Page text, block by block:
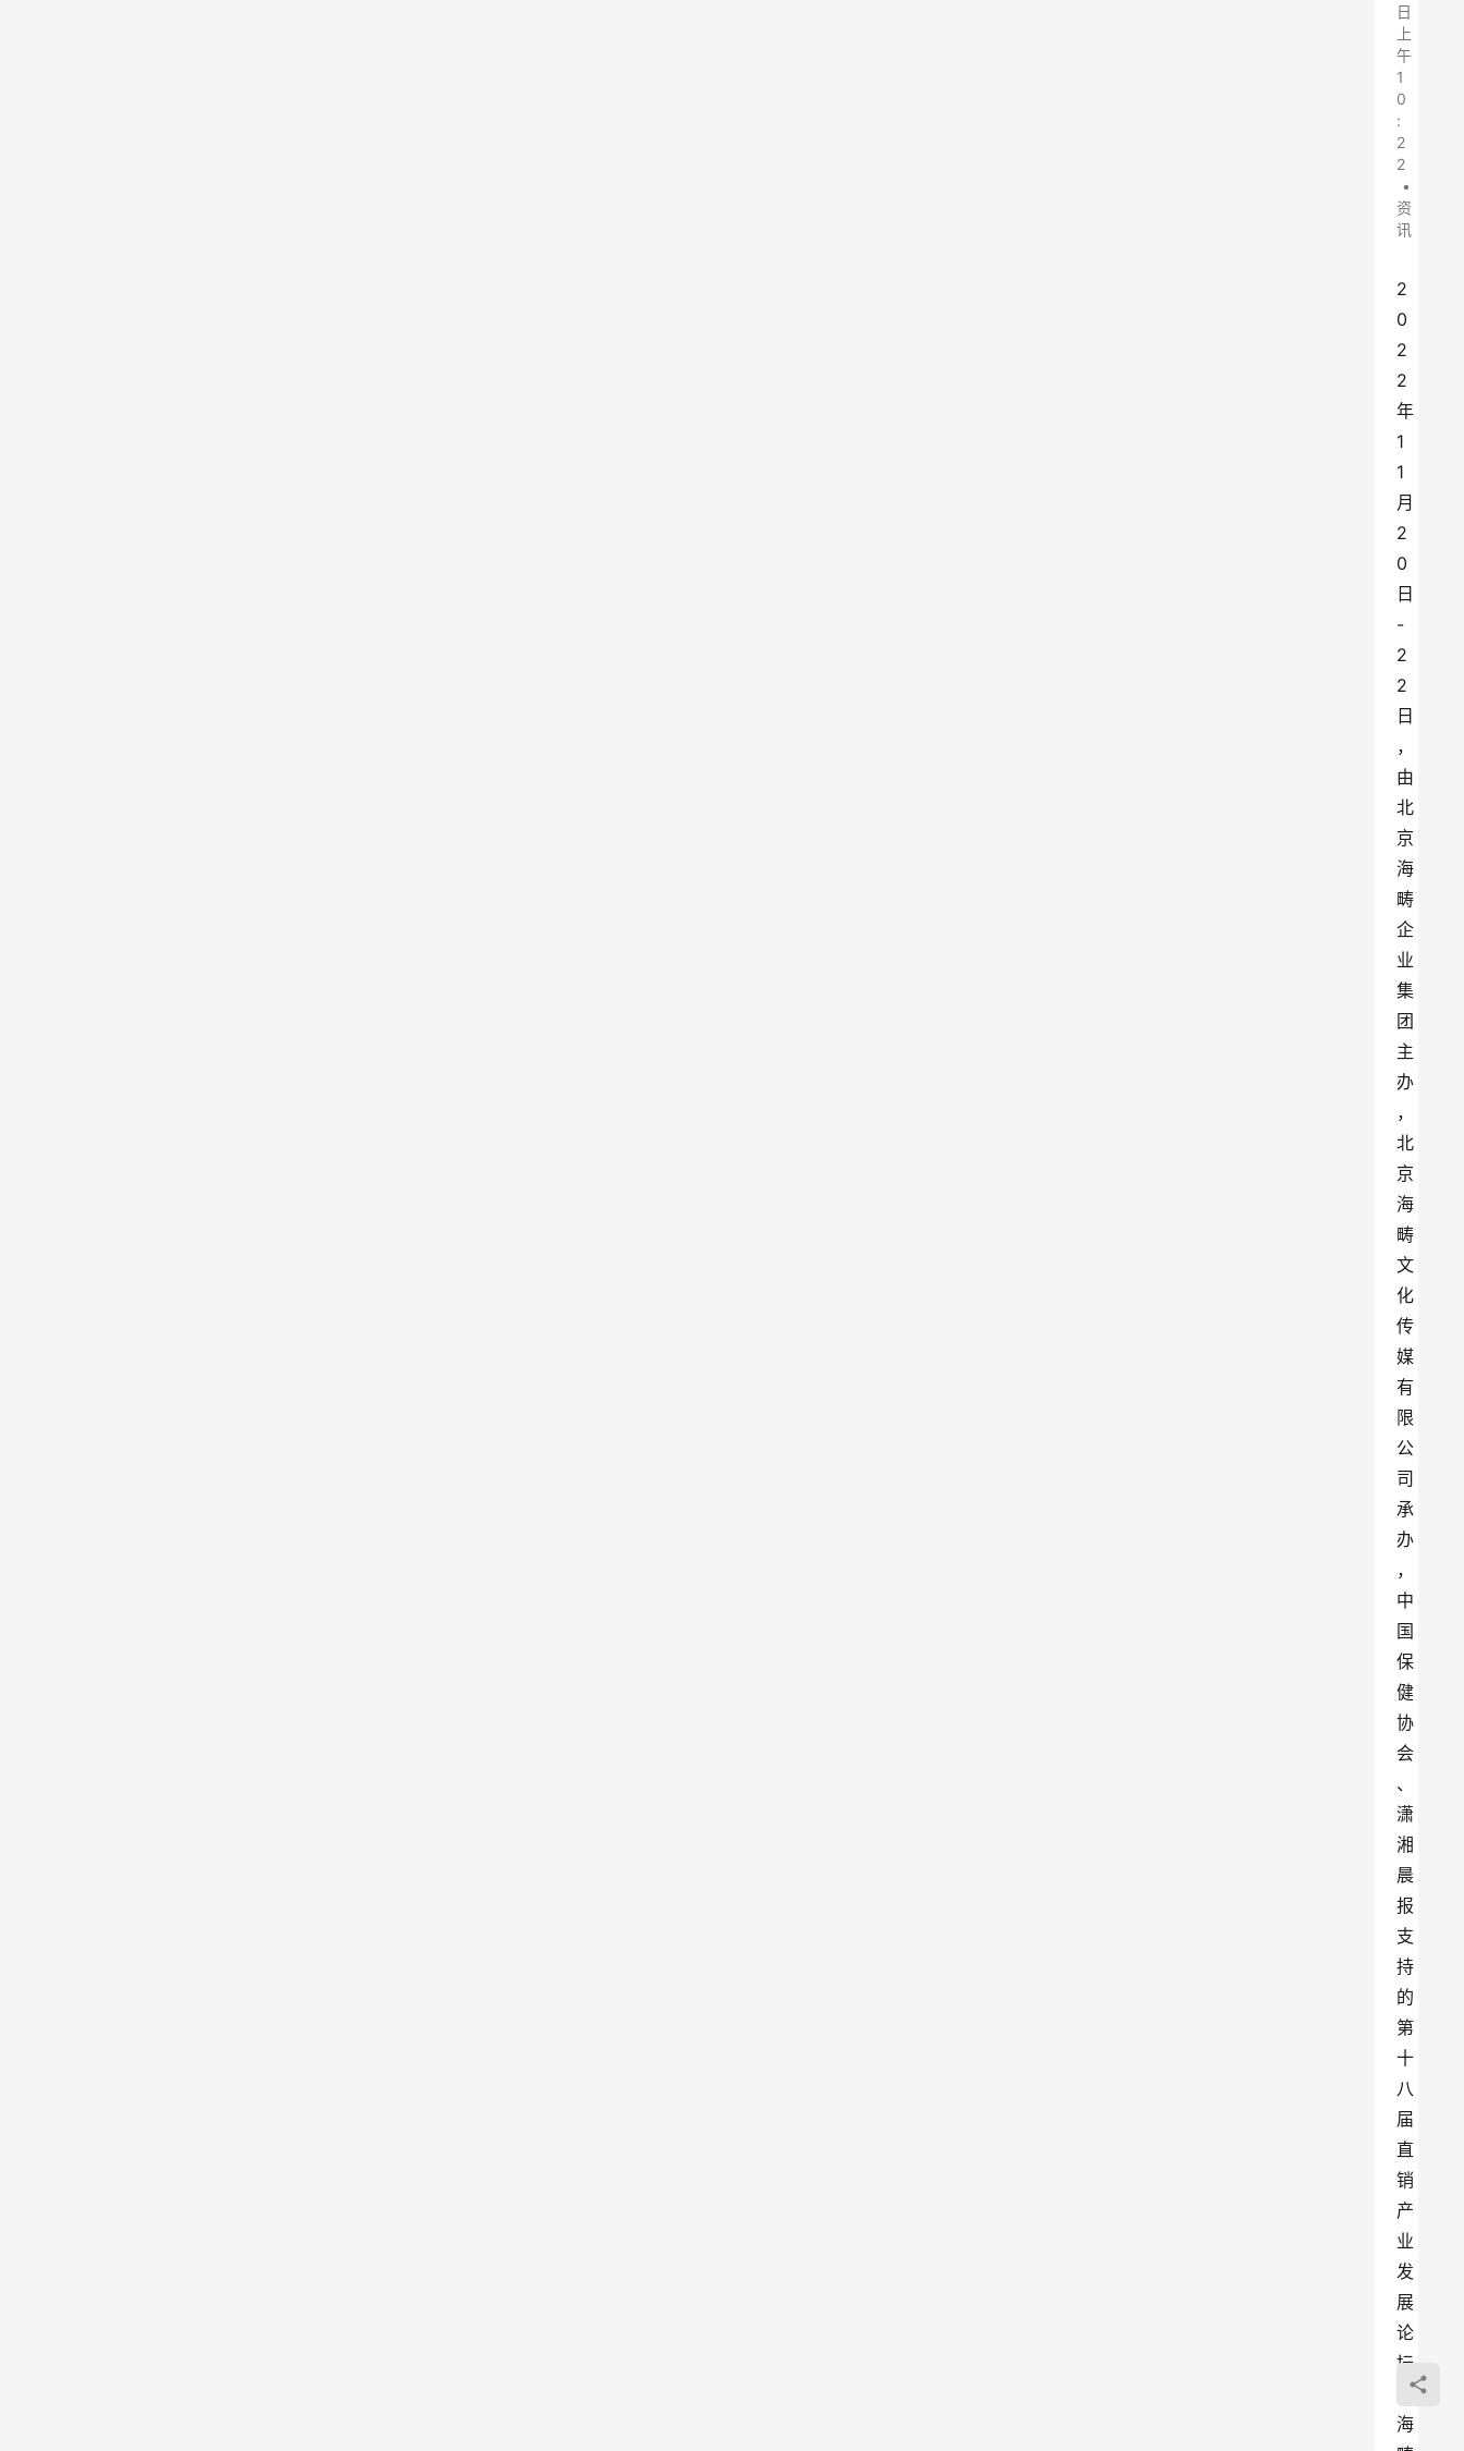
日
上
午
1
0
:
2
2
•
资
讯
2
0
2
2
年
1
1
月
2
0
日
-
2
2
日
，
由
北
京
海
畴
企
业
集
团
主
办
，
北
京
海
畴
文
化
传
媒
有
限
公
司
承
办
，
中
国
保
健
协
会
、
潇
湘
晨
报
支
持
的
第
十
八
届
直
销
产
业
发
展
论
坛
暨
海